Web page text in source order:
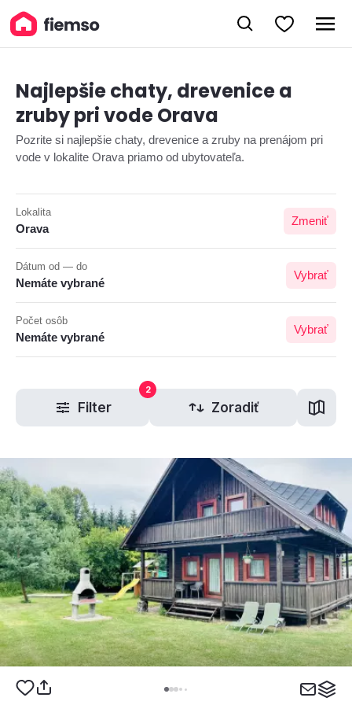
Najlepšie chaty, drevenice a
zruby pri vode Orava
Pozrite si najlepšie chaty, drevenice a zruby na prenájom pri
vode v lokalite Orava priamo od ubytovateľa.
Lokalita
Orava
Zmeniť
Dátum od — do
Nemáte vybrané
Vybrať
Počet osôb
Nemáte vybrané
Vybrať
Filter
2
Zoradiť